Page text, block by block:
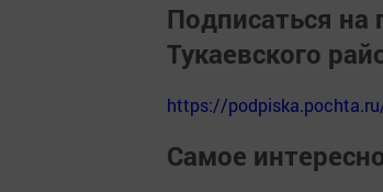
Подписаться на
Тукаевского
https://
Самое